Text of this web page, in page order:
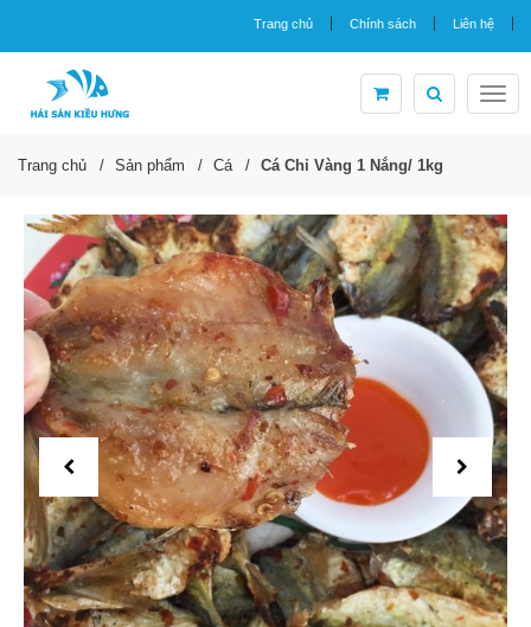
Trang chủ Chính sách Liên hệ
Trang chủ Sản phẩm Cá Cá Chỉ Vàng 1 Nắng/ 1kg